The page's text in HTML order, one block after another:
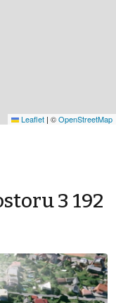
Leaflet | ©OpenStreetMap
3 192